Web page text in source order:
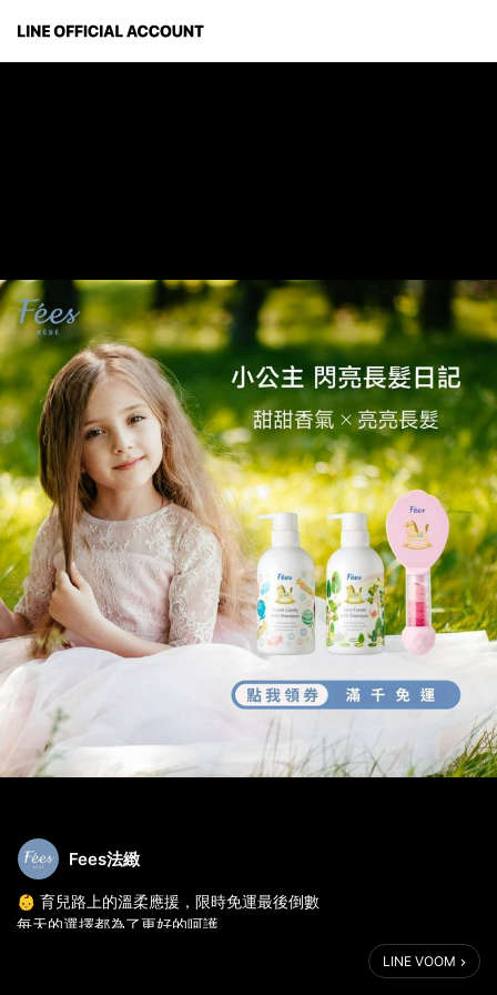
Fees法緻
👶 育兒路上的溫柔應援，限時免運最後倒數
每天的選擇都為了更好的呵護，
Fées BÉBÉ以法式植萃，陪你守護寶寶肌膚的第一道防線。
LINE VOOM